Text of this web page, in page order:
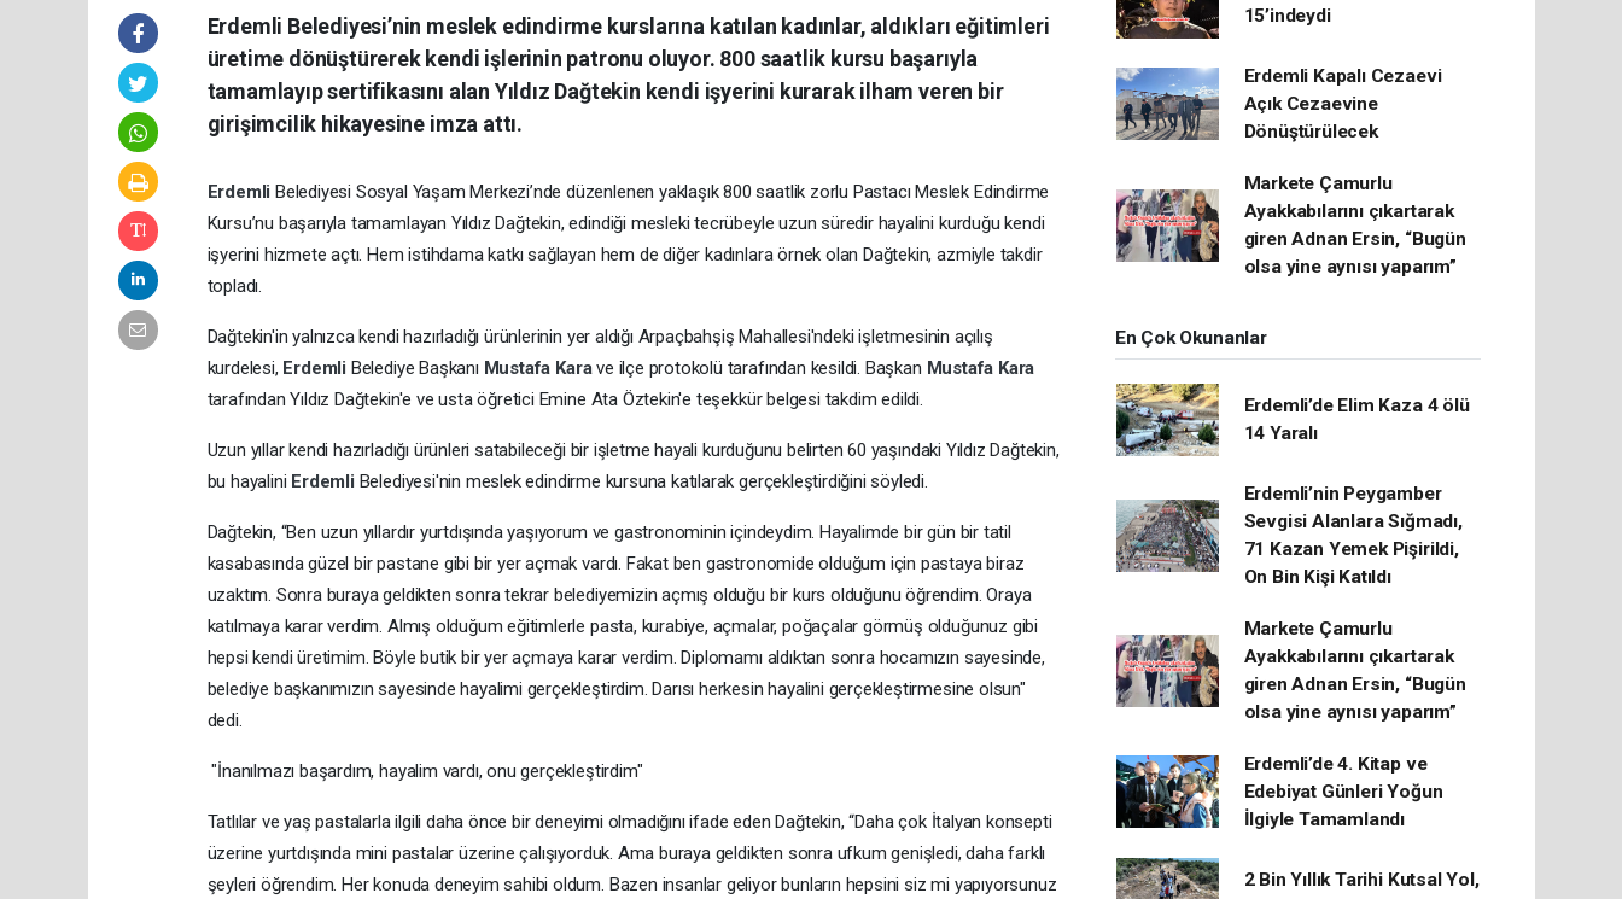
Erdemli Belediyesi’nin meslek edindirme kurslarına katılan kadınlar, aldıkları eğitimleri
üretime dönüştürerek kendi işlerinin patronu oluyor. 800 saatlik kursu başarıyla
tamamlayıp sertifikasını alan Yıldız Dağtekin kendi işyerini kurarak ilham veren bir
girişimcilik hikayesine imza attı.
Erdemli Belediyesi Sosyal Yaşam Merkezi’nde düzenlenen yaklaşık 800 saatlik zorlu Pastacı Meslek Edindirme
Kursu’nu başarıyla tamamlayan Yıldız Dağtekin, edindiği mesleki tecrübeyle uzun süredir hayalini kurduğu kendi
işyerini hizmete açtı. Hem istihdama katkı sağlayan hem de diğer kadınlara örnek olan Dağtekin, azmiyle takdir
topladı.
Dağtekin'in yalnızca kendi hazırladığı ürünlerinin yer aldığı Arpaçbahşiş Mahallesi'ndeki işletmesinin açılış
kurdelesi, Erdemli Belediye Başkanı Mustafa Karave ilçe protokolü tarafından kesildi. Başkan Mustafa Kara
tarafından Yıldız Dağtekin'e ve usta öğretici Emine Ata Öztekin'e teşekkür belgesi takdim edildi.
Uzun yıllar kendi hazırladığı ürünleri satabileceği bir işletme hayali kurduğunu belirten 60 yaşındaki Yıldız Dağtekin,
bu hayalini Erdemli Belediyesi'nin meslek edindirme kursuna katılarak gerçekleştirdiğini söyledi.
Dağtekin, “Ben uzun yıllardır yurtdışında yaşıyorum ve gastronominin içindeydim. Hayalimde bir gün bir tatil
kasabasında güzel bir pastane gibi bir yer açmak vardı. Fakat ben gastronomide olduğum için pastaya biraz
uzaktım. Sonra buraya geldikten sonra tekrar belediyemizin açmış olduğu bir kurs olduğunu öğrendim. Oraya
katılmaya karar verdim. Almış olduğum eğitimlerle pasta, kurabiye, açmalar, poğaçalar görmüş olduğunuz gibi
hepsi kendi üretimim. Böyle butik bir yer açmaya karar verdim. Diplomamı aldıktan sonra hocamızın sayesinde,
belediye başkanımızın sayesinde hayalimi gerçekleştirdim. Darısı herkesin hayalini gerçekleştirmesine olsun"
dedi.
"İnanılmazı başardım, hayalim vardı, onu gerçekleştirdim"
Tatlılar ve yaş pastalarla ilgili daha önce bir deneyimi olmadığını ifade eden Dağtekin, “Daha çok İtalyan konsepti
üzerine yurtdışında mini pastalar üzerine çalışıyorduk. Ama buraya geldikten sonra ufkum genişledi, daha farklı
şeyleri öğrendim. Her konuda deneyim sahibi oldum. Bazen insanlar geliyor bunların hepsini siz mi yapıyorsunuz
15’indeydi
Erdemli Kapalı Cezaevi
Açık Cezaevine
Dönüştürülecek
Markete Çamurlu
Ayakkabılarını çıkartarak
giren Adnan Ersin, “Bugün
olsa yine aynısı yaparım”
En Çok Okunanlar
Erdemli’de Elim Kaza 4 ölü
14 Yaralı
Erdemli’nin Peygamber
Sevgisi Alanlara Sığmadı,
71 Kazan Yemek Pişirildi,
On Bin Kişi Katıldı
Markete Çamurlu
Ayakkabılarını çıkartarak
giren Adnan Ersin, “Bugün
olsa yine aynısı yaparım”
Erdemli’de 4. Kitap ve
Edebiyat Günleri Yoğun
İlgiyle Tamamlandı
2 Bin Yıllık Tarihi Kutsal Yol,